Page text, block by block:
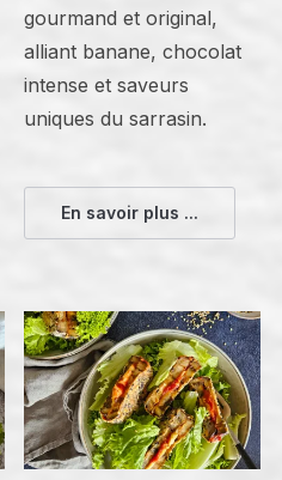
gourmand et original,
alliant banane, chocolat
intense et saveurs
uniques du sarrasin.
En savoir plus ...